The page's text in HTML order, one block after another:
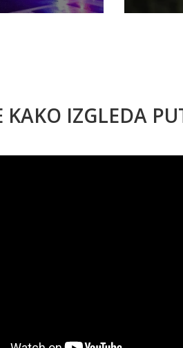
KAKO IZGLEDA